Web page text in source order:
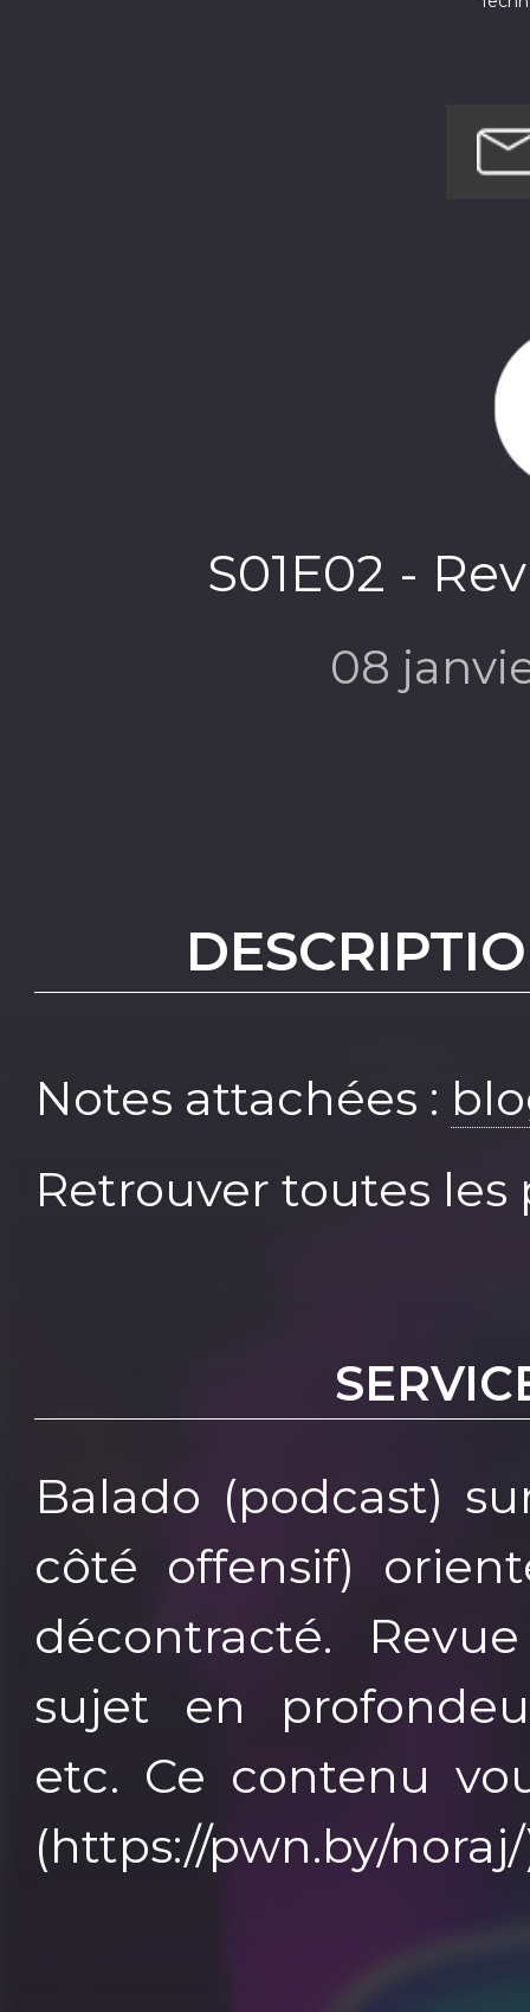
S01E02 -
08
Notes attachées : ⁠
Retrouver toutes
Balado (podcast)
côté offensif)
décontracté.
sujet en
etc. Ce contenu
(https://pwn.by/